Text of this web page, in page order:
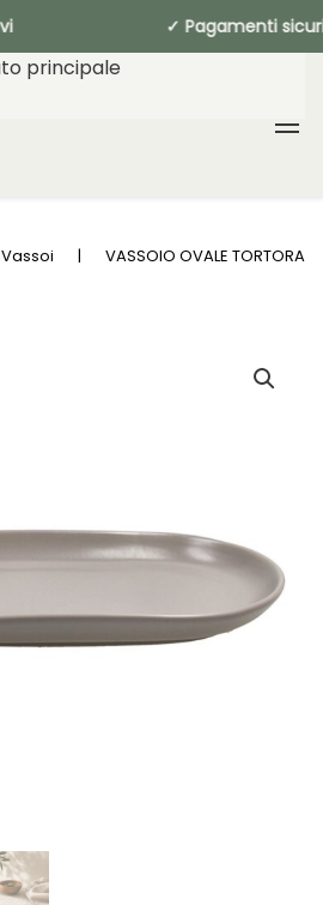
lavorativi ✓
principale
Vassoi
VASSOIO OVALE TORTORA